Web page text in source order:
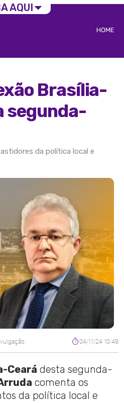
HOME
Brasília-
segunda-
da política local e
04/11/24 10:49
Ceará desta segunda-
comenta os
da política local e
AQUI